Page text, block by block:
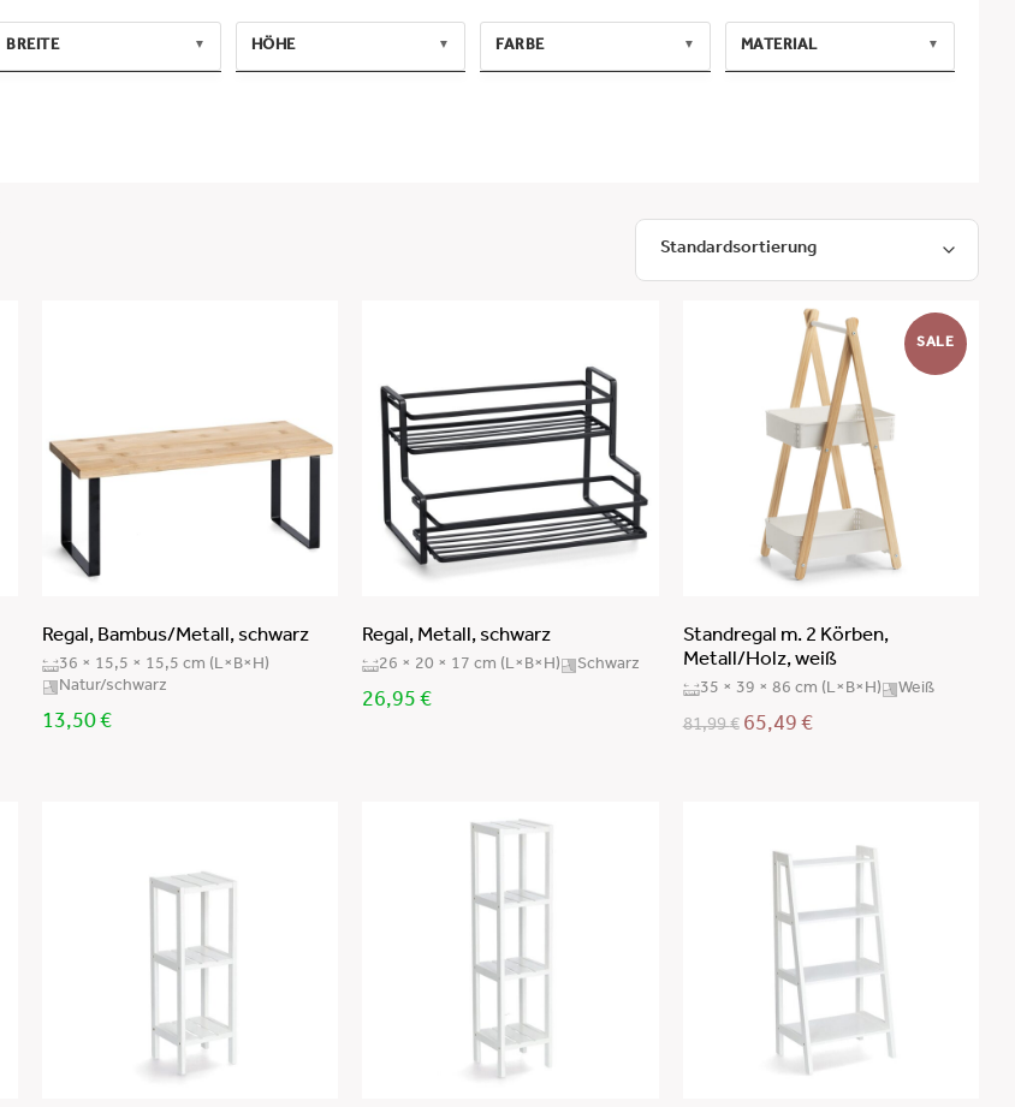
BREITE ▼ HÖHE ▼ FARBE ▼ MATERIAL ▼
Gummibaum/MDF
(Pinie)
Bambus/MDF
Bambus/Metall
Regal, Bambus/Metall, schwarz
36 × 15,5 × 15,5 cm (L×B×H)
Natur/schwarz
13,50€
Regal, Metall, schwarz
26 × 20 × 17 cm (L×B×H) Schwarz
26,95€
SALE
Standregal m. 2 Körben,
Metall/Holz, weiß
35 × 39 × 86 cm (L×B×H) Weiß
81,99€ 65,49 €